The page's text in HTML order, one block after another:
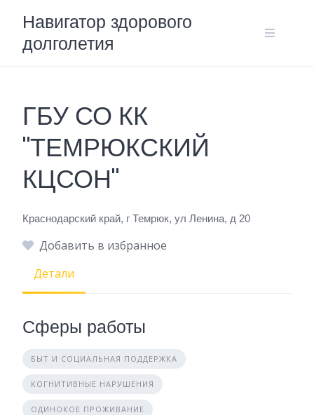
content
Навигатор здорового
долголетия
ГБУ СО КК
"ТЕМРЮКСКИЙ
КЦСОН"
Краснодарский край, г Темрюк, ул Ленина, д 20
Добавить в избранное
Детали
Сферы работы
БЫТ И СОЦИАЛЬНАЯ ПОДДЕРЖКА
КОГНИТИВНЫЕ НАРУШЕНИЯ
ОДИНОКОЕ ПРОЖИВАНИЕ